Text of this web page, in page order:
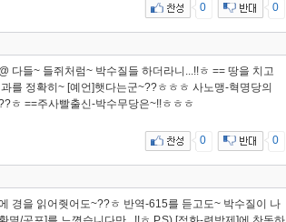
0 0
다들~ 들쥐처럼~ 박수질들 하더라니...!!ㅎ == 땅을 치고
를 정확히~ [예언]햇다는군~??ㅎㅎㅎ 사노맹-혁명당의
ㅎ ==주사빨출신-박수무당은~!!ㅎㅎㅎ
0 0
경을 읽어줫어도~??ㅎ 반역-615를 듣고도~ 박수질이 나